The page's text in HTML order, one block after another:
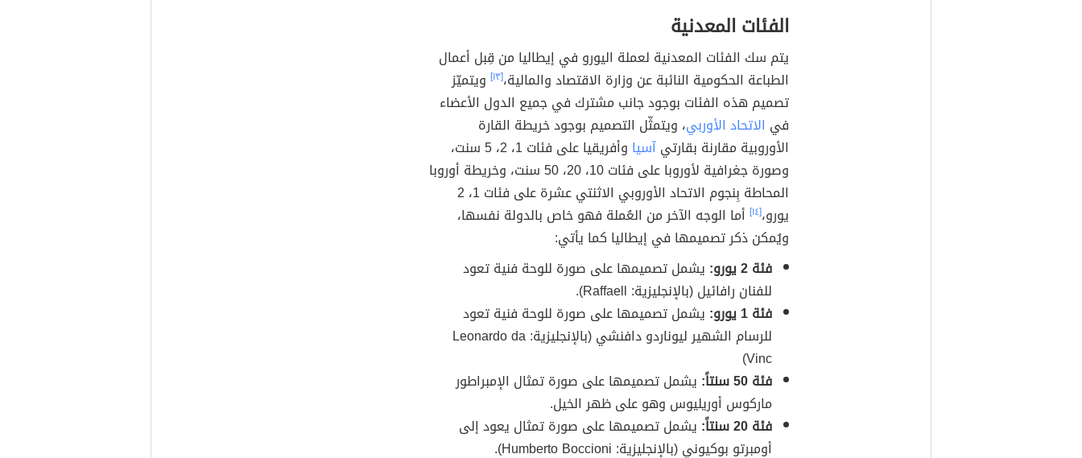
الفئات المعدنية
يتم سك الفئات المعدنية لعملة اليورو في إيطاليا من قِبل أعمال
الطباعة الحكومية النائبة عن وزارة الاقتصاد والمالية،[١٣]
ويتميّز
تصميم هذه الفئات بوجود جانب مشترك في جميع الدول الأعضاء
في الاتحاد الأوربي، ويتمثّل التصميم بوجود خريطة القارة
الأوروبية مقارنة بقارتيآسيا
وأفريقيا على فئات 1، 2، 5 سنت،
وصورة جغرافية لأوروبا على فئات 10، 20، 50 سنت، وخريطة أوروبا
المحاطة بِنجوم الاتحاد الأوروبي الاثنتي عشرة على فئات 1، 2
يورو،[١٤]
أما الوجه الآخر من العُملة فهو خاص بالدولة نفسها،
ويُمكن ذكر تصميمها في إيطاليا كما يأتي:
فئة 2 يورو:
يشمل تصميمها على صورة للوحة فنية تعود
للفنان رافائيل (بالإنجليزية: Raffaell).
فئة 1 يورو:
يشمل تصميمها على صورة للوحة فنية تعود
للرسام الشهير ليوناردو دافنشي (بالإنجليزية: Leonardo da
Vinc)
فئة 50 سنتاً:
يشمل تصميمها على صورة تمثال الإمبراطور
ماركوس أوريليوس وهو على ظهر الخيل.
فئة 20 سنتاً:
يشمل تصميمها على صورة تمثال يعود إلى
أومبرتو بوكيوني (بالإنجليزية: Humberto Boccioni).